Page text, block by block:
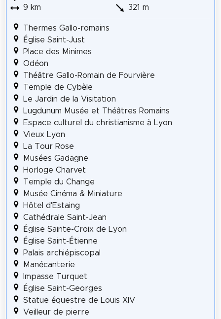
9 km
321 m
Thermes Gallo-romains
Église Saint-Just
Place des Minimes
Odéon
Théâtre Gallo-Romain de Fourvière
Temple de Cybèle
Le Jardin de la Visitation
Lugdunum Musée et Théâtres Romains
Espace culturel du christianisme à Lyon
Vieux Lyon
La Tour Rose
Musées Gadagne
Horloge Charvet
Temple du Change
Musée Cinéma & Miniature
Hôtel d'Estaing
Cathédrale Saint-Jean
Église Sainte-Croix de Lyon
Église Saint-Étienne
Palais archiépiscopal
Manécanterie
Impasse Turquet
Église Saint-Georges
Statue équestre de Louis XIV
Veilleur de pierre